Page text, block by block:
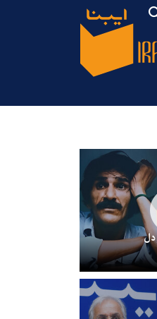
«در انتهای
دل